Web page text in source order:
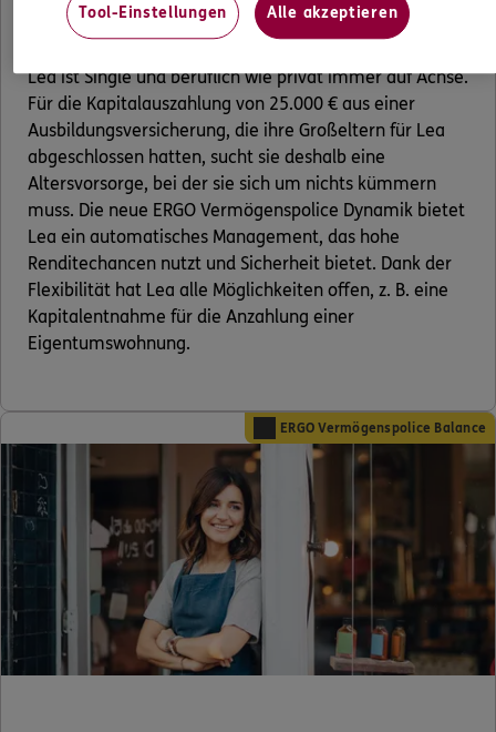
Lea ist Single und beruflich wie privat immer auf Achse.
Für die Kapitalauszahlung von 25.000 € aus einer
Ausbildungsversicherung, die ihre Großeltern für Lea
abgeschlossen hatten, sucht sie deshalb eine
Altersvorsorge, bei der sie sich um nichts kümmern
muss. Die neue ERGO Vermögenspolice Dynamik bietet
Lea ein automatisches Management, das hohe
Renditechancen nutzt und Sicherheit bietet. Dank der
Flexibilität hat Lea alle Möglichkeiten offen, z. B. eine
Kapitalentnahme für die Anzahlung einer
Eigentumswohnung.
ERGO Vermögenspolice Balance
Tool-Einstellungen Alle akzeptieren